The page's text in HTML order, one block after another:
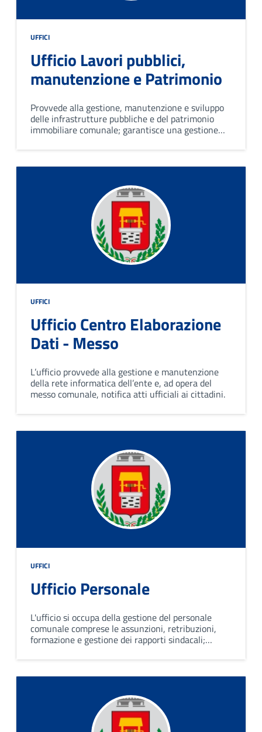
UFFICI
Ufficio Lavori pubblici,
manutenzione e Patrimonio
Provvede alla gestione, manutenzione e sviluppo
delle infrastrutture pubbliche e del patrimonio
immobiliare comunale; garantisce una gestione
provvede a migliorare le infrastrutture comunali.
UFFICI
Ufficio Centro Elaborazione
Dati - Messo
L’ufficio provvede alla gestione e manutenzione
della rete informatica dell’ente e, ad opera del
messo comunale, notifica atti ufficiali ai cittadini.
UFFICI
Ufficio Personale
L'ufficio si occupa della gestione del personale
comunale comprese le assunzioni, retribuzioni,
formazione e gestione dei rapporti sindacali;
la valorizzazione delle risorse umane.